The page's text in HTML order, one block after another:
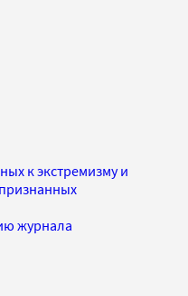
к экстремизму и
журнала